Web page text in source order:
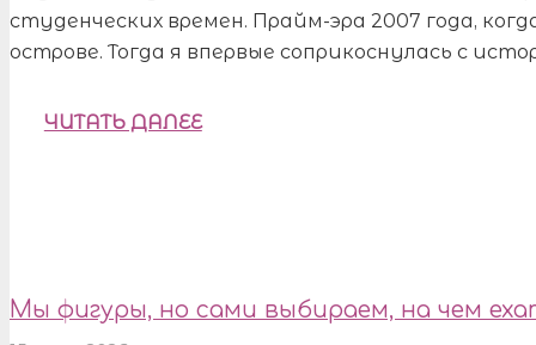
студенческих времен. Прайм-эра 2007 года,
острове. Тогда я впервые соприкоснулась с
ЧИТАТЬ ДАЛЕЕ
Мы фигуры, но сами выбираем, на чем